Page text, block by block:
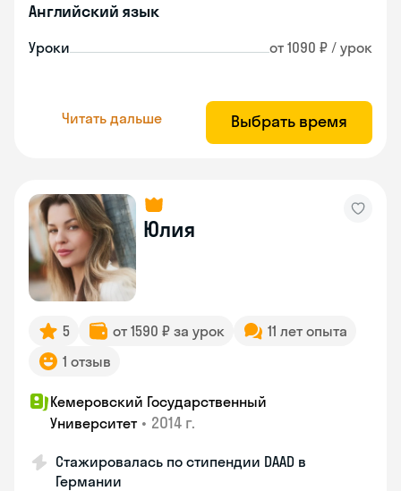
Английский язык
Уроки от 1090 ₽ / урок
Читать дальше Выбрать время
Юлия
5 от 1590 ₽ за урок
11 лет опыта
1 отзыв
Кемеровский Государственный
Университет • 2014 г.
Стажировалась по стипендии DAAD в
Германии